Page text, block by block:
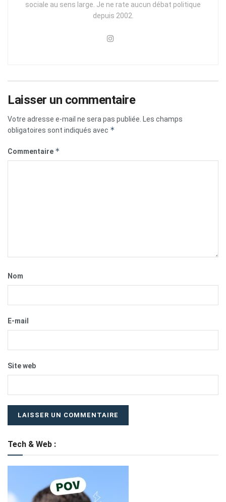
sociale au sens large. Je ne rate aucun débat politique
depuis 2002.
Laisser un commentaire
Votre adresse e-mail ne sera pas publiée.
Les champs
obligatoires sont indiqués avec *
Commentaire *
Nom
E-mail
Site web
Tech & Web :